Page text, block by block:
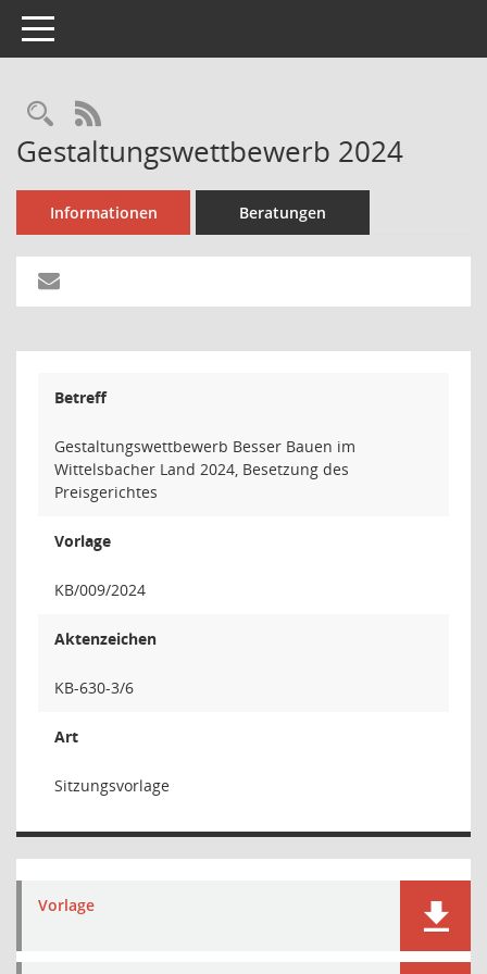
Toggle navigation
Rechercheauswahl
RSS-Feed
Gestaltungswettbewerb 2024
Informationen Beratungen
Betreff
Gestaltungswettbewerb Besser Bauen im
Wittelsbacher Land 2024, Besetzung des
Preisgerichtes
Vorlage
KB/009/2024
Aktenzeichen
KB-630-3/6
Art
Sitzungsvorlage
Vorlage